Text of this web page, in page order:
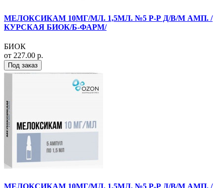
МЕЛОКСИКАМ 10МГ/МЛ. 1,5МЛ. №5 Р-Р Д/В/М АМП. /
КУРСКАЯ БИОК/Б-ФАРМ/
БИОК
от 227.00 р.
Под заказ
МЕЛОКСИКАМ 10МГ/МЛ. 1,5МЛ. №5 Р-Р Д/В/М АМП. /